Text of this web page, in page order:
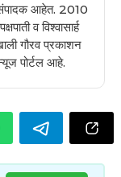
संपादक आहेत. 2010
व विश्वासार्ह
गौरव प्रकाशन
पोर्टल आहे.